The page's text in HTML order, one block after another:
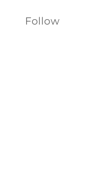
Follow